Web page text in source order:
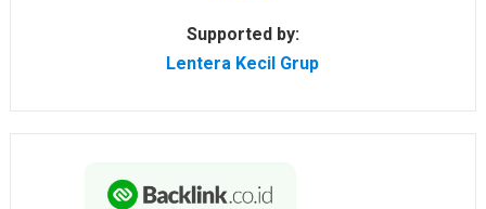
Supported by:
Lentera Kecil Grup